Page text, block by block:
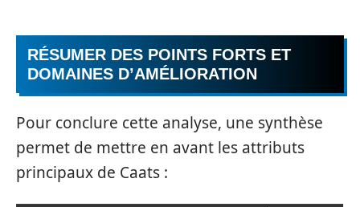
RÉSUMER DES POINTS FORTS ET
DOMAINES D’AMÉLIORATION
Pour conclure cette analyse, une synthèse
permet de mettre en avant les attributs
principaux de Caats :